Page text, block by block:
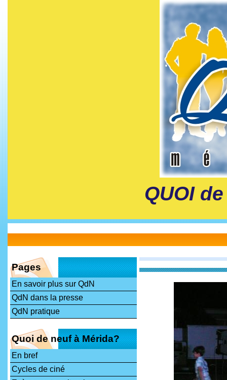
QUOI
Pages
En savoir plus sur QdN
QdN dans la presse
QdN pratique
Quoi de neuf à Mérida?
En bref
Cycles de ciné